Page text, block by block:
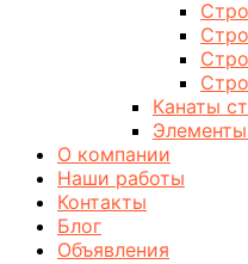
Канаты
О компании
Наши работы
Контакты
Блог
Объявления